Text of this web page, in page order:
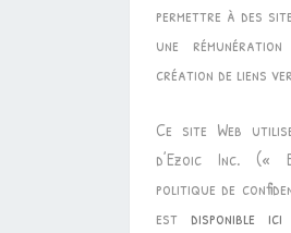
permettre à des
une
création de liens
Ce site Web
d’Ezoic Inc. («
politique de
est disponible ici